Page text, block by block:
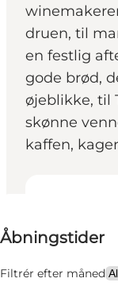
druen, til
en festlig
gode brød,
øjeblikke, til
skønne
kaffen,
Åbningstider
Filtrér efter måned
Besøg
Min